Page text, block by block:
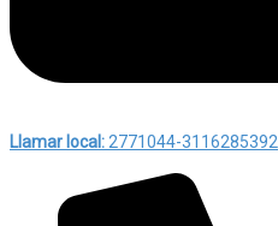
Llamar local: 2771044-3116285392